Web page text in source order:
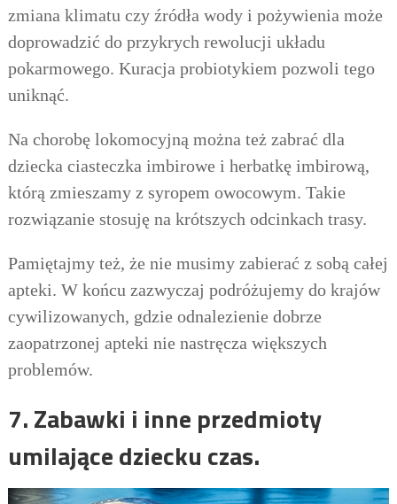
zmiana klimatu czy źródła wody i pożywienia może
doprowadzić do przykrych rewolucji układu
pokarmowego. Kuracja probiotykiem pozwoli tego
uniknąć.
Na chorobę lokomocyjną można też zabrać dla
dziecka ciasteczka imbirowe i herbatkę imbirową,
którą zmieszamy z syropem owocowym. Takie
rozwiązanie stosuję na krótszych odcinkach trasy.
Pamiętajmy też, że nie musimy zabierać z sobą całej
apteki. W końcu zazwyczaj podróżujemy do krajów
cywilizowanych, gdzie odnalezienie dobrze
zaopatrzonej apteki nie nastręcza większych
problemów.
7. Zabawki i inne przedmioty
umilające dziecku czas.